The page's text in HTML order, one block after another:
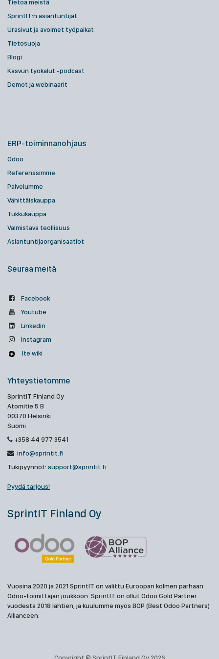
Tietoa meistä
SprintIT:n asiantuntijat
Urasivut ja avoimet työpaikat
Tietosuoja
Blogi
Kasvun työkalut -podcast
Demot ja webinaarit
ERP-toiminnanohjaus
Odoo
Referenssimme
Palvelumme
Vähittäiskauppa
Tukkukauppa
Valmistava teollisuus
Asiantuntijaorganisaatiot
Seuraa meitä
Facebook
Youtube
Linkedin
Instagram
Ite wiki
Yhteystietomme
SprintIT Finland Oy
Atomitie 5 B
00370 Helsinki
Suomi
+358 44 977 3541
info@sprintit.fi
Tukipyynnöt: support@sprintit.fi
Pyydä tarjous!
SprintIT Finland Oy
Vuosina 2020 ja 2021 SprintIT on valittu Euroopan kolmen parhaan
Odoo-toimittajan joukkoon. SprintIT on ollut Odoo Gold Partner
vuodesta 2018 lähtien, ja kuulumme myös BOP (Best Odoo Partners)
Allianceen.
Copyright © SprintIT Finland Oy 2026